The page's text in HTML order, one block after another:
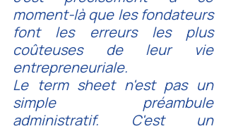
moment-là que les fondateurs
font les erreurs les plus
coûteuses de leur vie
entrepreneuriale.
Le term sheet n'est pas un
simple préambule
administratif. C'est un